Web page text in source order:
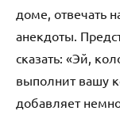
доме, отвечать
анекдоты.
сказать: «Эй,
выполнит вашу
добавляет